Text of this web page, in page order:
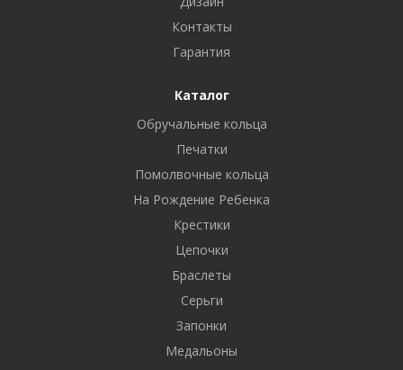
Контакты
Гарантия
Каталог
Обручальные кольца
Печатки
Помолвочные кольца
На Рождение Ребенка
Крестики
Цепочки
Браслеты
Серьги
Запонки
Медальоны